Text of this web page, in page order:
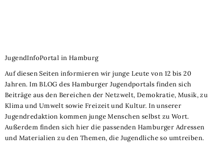
JugendInfoPortal in Hamburg
Auf diesen Seiten informieren wir junge Leute von 12 bis 20
Jahren. Im BLOG des Hamburger Jugendportals finden sich
Beiträge aus den Bereichen der Netzwelt, Demokratie, Musik, zu
Klima und Umwelt sowie Freizeit und Kultur. In unserer
Jugendredaktion kommen junge Menschen selbst zu Wort.
Außerdem finden sich hier die passenden Hamburger Adressen
und Materialien zu den Themen, die Jugendliche so umtreiben.